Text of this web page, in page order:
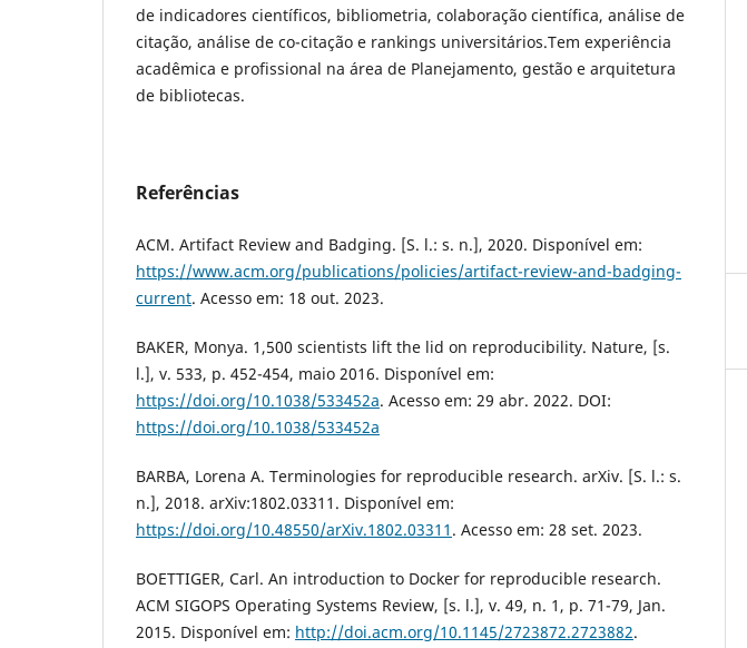
de indicadores científicos, bibliometria, colaboração científica, análise de
citação, análise de co-citação e rankings universitários.Tem experiência
acadêmica e profissional na área de Planejamento, gestão e arquitetura
de bibliotecas.
Referências
ACM. Artifact Review and Badging. [S. l.: s. n.], 2020. Disponível em:
https://www.acm.org/publications/policies/artifact-review-and-badging-
current. Acesso em: 18 out. 2023.
BAKER, Monya. 1,500 scientists lift the lid on reproducibility. Nature, [s.
l.], v. 533, p. 452-454, maio 2016. Disponível em:
https://doi.org/10.1038/533452a. Acesso em: 29 abr. 2022. DOI:
https://doi.org/10.1038/533452a
BARBA, Lorena A. Terminologies for reproducible research. arXiv. [S. l.: s.
n.], 2018. arXiv:1802.03311. Disponível em:
https://doi.org/10.48550/arXiv.1802.03311 . Acesso em: 28 set. 2023.
BOETTIGER, Carl. An introduction to Docker for reproducible research.
ACM SIGOPS Operating Systems Review, [s. l.], v. 49, n. 1, p. 71-79, Jan.
2015. Disponível em: http://doi.acm.org/10.1145/2723872.2723882.